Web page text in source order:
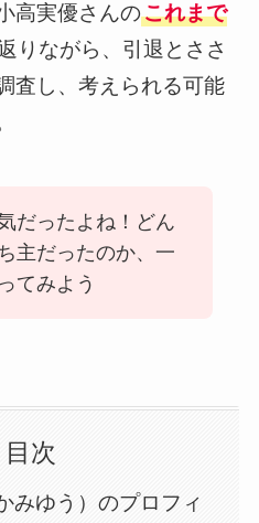
高実優さんのこれまで
りながら、引退とささ
査し、考えられる可能
だったよね！どん
主だったのか、一
てみよう
目次
みゆう）のプロフィ